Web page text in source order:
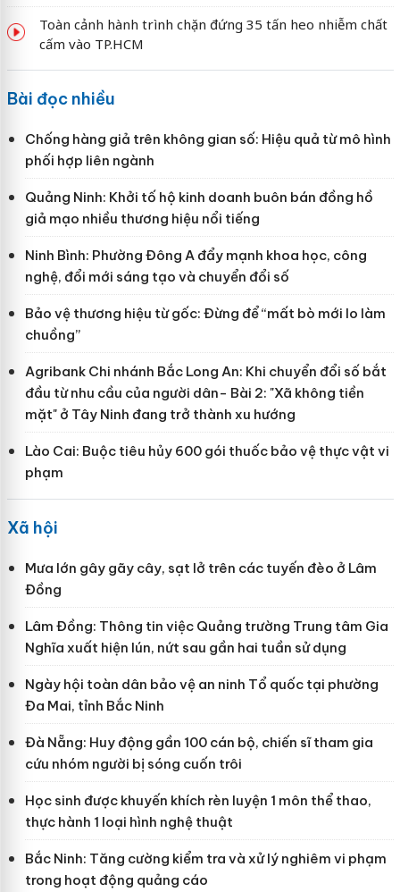
Toàn cảnh hành trình chặn đứng 35 tấn heo nhiễm chất
cấm vào TP.HCM
Bài đọc nhiều
Chống hàng giả trên không gian số: Hiệu quả từ mô hình
phối hợp liên ngành
Quảng Ninh: Khởi tố hộ kinh doanh buôn bán đồng hồ
giả mạo nhiều thương hiệu nổi tiếng
Ninh Bình: Phường Đông A đẩy mạnh khoa học, công
nghệ, đổi mới sáng tạo và chuyển đổi số
Bảo vệ thương hiệu từ gốc: Đừng để “mất bò mới lo làm
chuồng”
Agribank Chi nhánh Bắc Long An: Khi chuyển đổi số bắt
đầu từ nhu cầu của người dân- Bài 2: "Xã không tiền
mặt" ở Tây Ninh đang trở thành xu hướng
Lào Cai: Buộc tiêu hủy 600 gói thuốc bảo vệ thực vật vi
phạm
Xã hội
Mưa lớn gây gãy cây, sạt lở trên các tuyến đèo ở Lâm
Đồng
Lâm Đồng: Thông tin việc Quảng trường Trung tâm Gia
Nghĩa xuất hiện lún, nứt sau gần hai tuần sử dụng
Ngày hội toàn dân bảo vệ an ninh Tổ quốc tại phường
Đa Mai, tỉnh Bắc Ninh
Đà Nẵng: Huy động gần 100 cán bộ, chiến sĩ tham gia
cứu nhóm người bị sóng cuốn trôi
Học sinh được khuyến khích rèn luyện 1 môn thể thao,
thực hành 1 loại hình nghệ thuật
Bắc Ninh: Tăng cường kiểm tra và xử lý nghiêm vi phạm
trong hoạt động quảng cáo